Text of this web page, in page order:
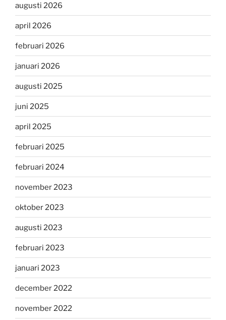
augusti 2026
april 2026
februari 2026
januari 2026
augusti 2025
juni 2025
april 2025
februari 2025
februari 2024
november 2023
oktober 2023
augusti 2023
februari 2023
januari 2023
december 2022
november 2022